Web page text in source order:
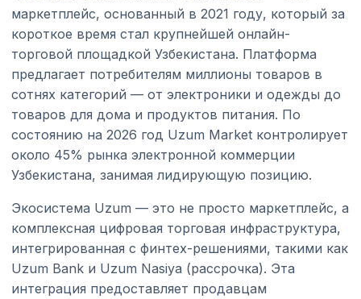
маркетплейс, основанный в 2021 году, который за
короткое время стал крупнейшей онлайн-
торговой площадкой Узбекистана. Платформа
предлагает потребителям миллионы товаров в
сотнях категорий — от электроники и одежды до
товаров для дома и продуктов питания. По
состоянию на 2026 год Uzum Market контролирует
около 45% рынка электронной коммерции
Узбекистана, занимая лидирующую позицию.
Экосистема Uzum — это не просто маркетплейс, а
комплексная цифровая торговая инфраструктура,
интегрированная с финтех-решениями, такими как
Uzum Bank и Uzum Nasiya (рассрочка). Эта
интеграция предоставляет продавцам